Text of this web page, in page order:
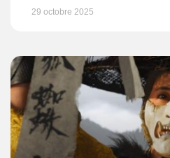
29 octobre 2025